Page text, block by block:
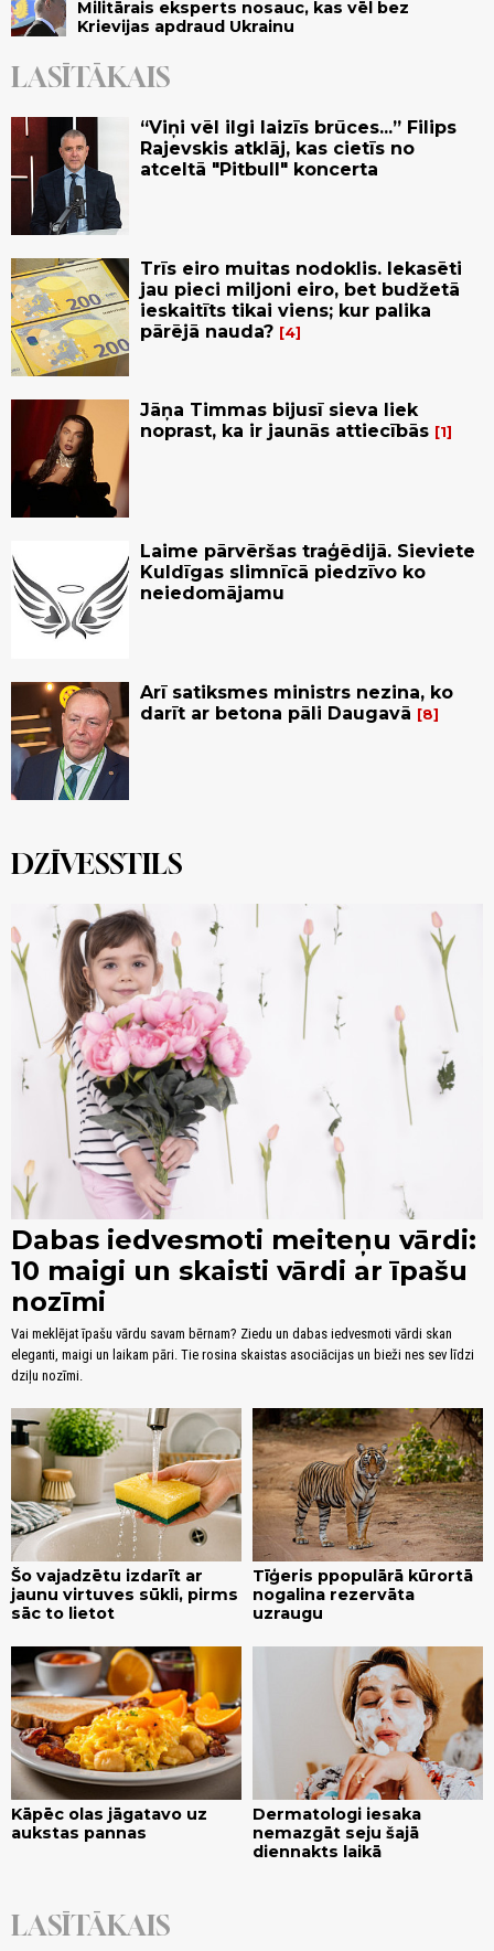
Militārais eksperts nosauc, kas vēl bez
Krievijas apdraud Ukrainu
LASĪTĀKAIS
“Viņi vēl ilgi laizīs brūces...” Filips
Rajevskis atklāj, kas cietīs no
atceltā "Pitbull" koncerta
Trīs eiro muitas nodoklis. Iekasēti
jau pieci miljoni eiro, bet budžetā
ieskaitīts tikai viens; kur palika
pārējā nauda?
4
Jāņa Timmas bijusī sieva liek
noprast, ka ir jaunās attiecībās
1
Laime pārvēršas traģēdijā. Sieviete
Kuldīgas slimnīcā piedzīvo ko
neiedomājamu
Arī satiksmes ministrs nezina, ko
darīt ar betona pāli Daugavā
8
DZĪVESSTILS
Dabas iedvesmoti meiteņu vārdi:
10 maigi un skaisti vārdi ar īpašu
nozīmi
Vai meklējat īpašu vārdu savam bērnam? Ziedu un dabas iedvesmoti vārdi skan
eleganti, maigi un laikam pāri. Tie rosina skaistas asociācijas un bieži nes sev līdzi
dziļu nozīmi.
Šo vajadzētu izdarīt ar
jaunu virtuves sūkli, pirms
sāc to lietot
Tīģeris ppopulārā kūrortā
nogalina rezervāta
uzraugu
Kāpēc olas jāgatavo uz
aukstas pannas
Dermatologi iesaka
nemazgāt seju šajā
diennakts laikā
LASĪTĀKAIS